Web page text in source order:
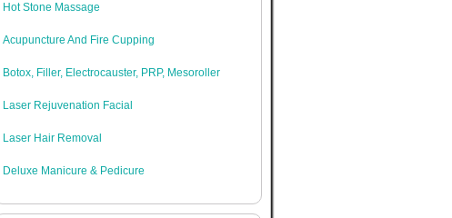
Hot Stone Massage
Acupuncture And Fire Cupping
Botox, Filler, Electrocauster, PRP, Mesoroller
Laser Rejuvenation Facial
Laser Hair Removal
Deluxe Manicure & Pedicure